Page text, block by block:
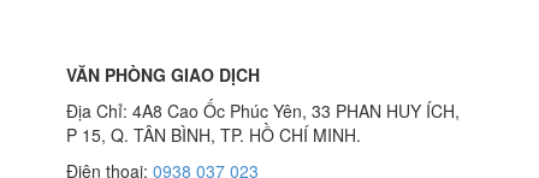
VĂN PHÒNG GIAO DỊCH
Địa Chỉ: 4A8 Cao Ốc Phúc Yên, 33 PHAN HUY ÍCH,
P 15, Q. TÂN BÌNH, TP. HỒ CHÍ MINH.
Điện thoại: 0938 037 023